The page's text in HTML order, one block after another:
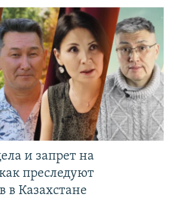
и запрет на
преследуют
в Казахстане